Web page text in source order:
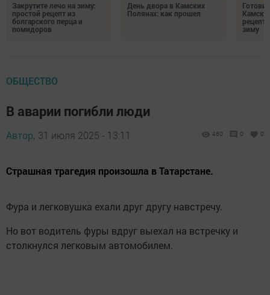
Закрутите лечо на зиму:
простой рецепт из
болгарского перца и
помидоров
День двора в Камских
Полянах: как прошел
зиму
ОБЩЕСТВО
В аварии погибли люди
Автор, 31 июля 2025 - 13:11 460 0 0
Страшная трагедия произошла в Татарстане.
Фура и легковушка ехали друг другу навстречу.
Но вот водитель фуры вдруг выехал на встречку и
столкнулся легковым автомобилем.